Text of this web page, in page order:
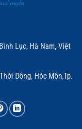
Lục, Hà Nam, Việt
Đông, Hóc Môn,Tp.